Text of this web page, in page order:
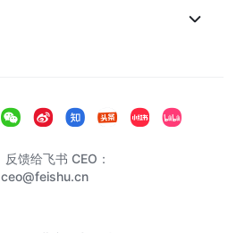
反馈给飞书 CEO：
ceo@feishu.cn